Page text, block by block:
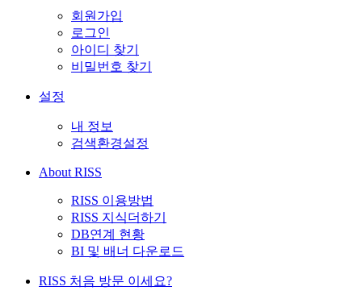
회원가입
로그인
아이디 찾기
비밀번호 찾기
설정
내 정보
검색환경설정
About RISS
RISS 이용방법
RISS 지식더하기
DB연계 현황
BI 및 배너 다운로드
RISS 처음 방문 이세요?